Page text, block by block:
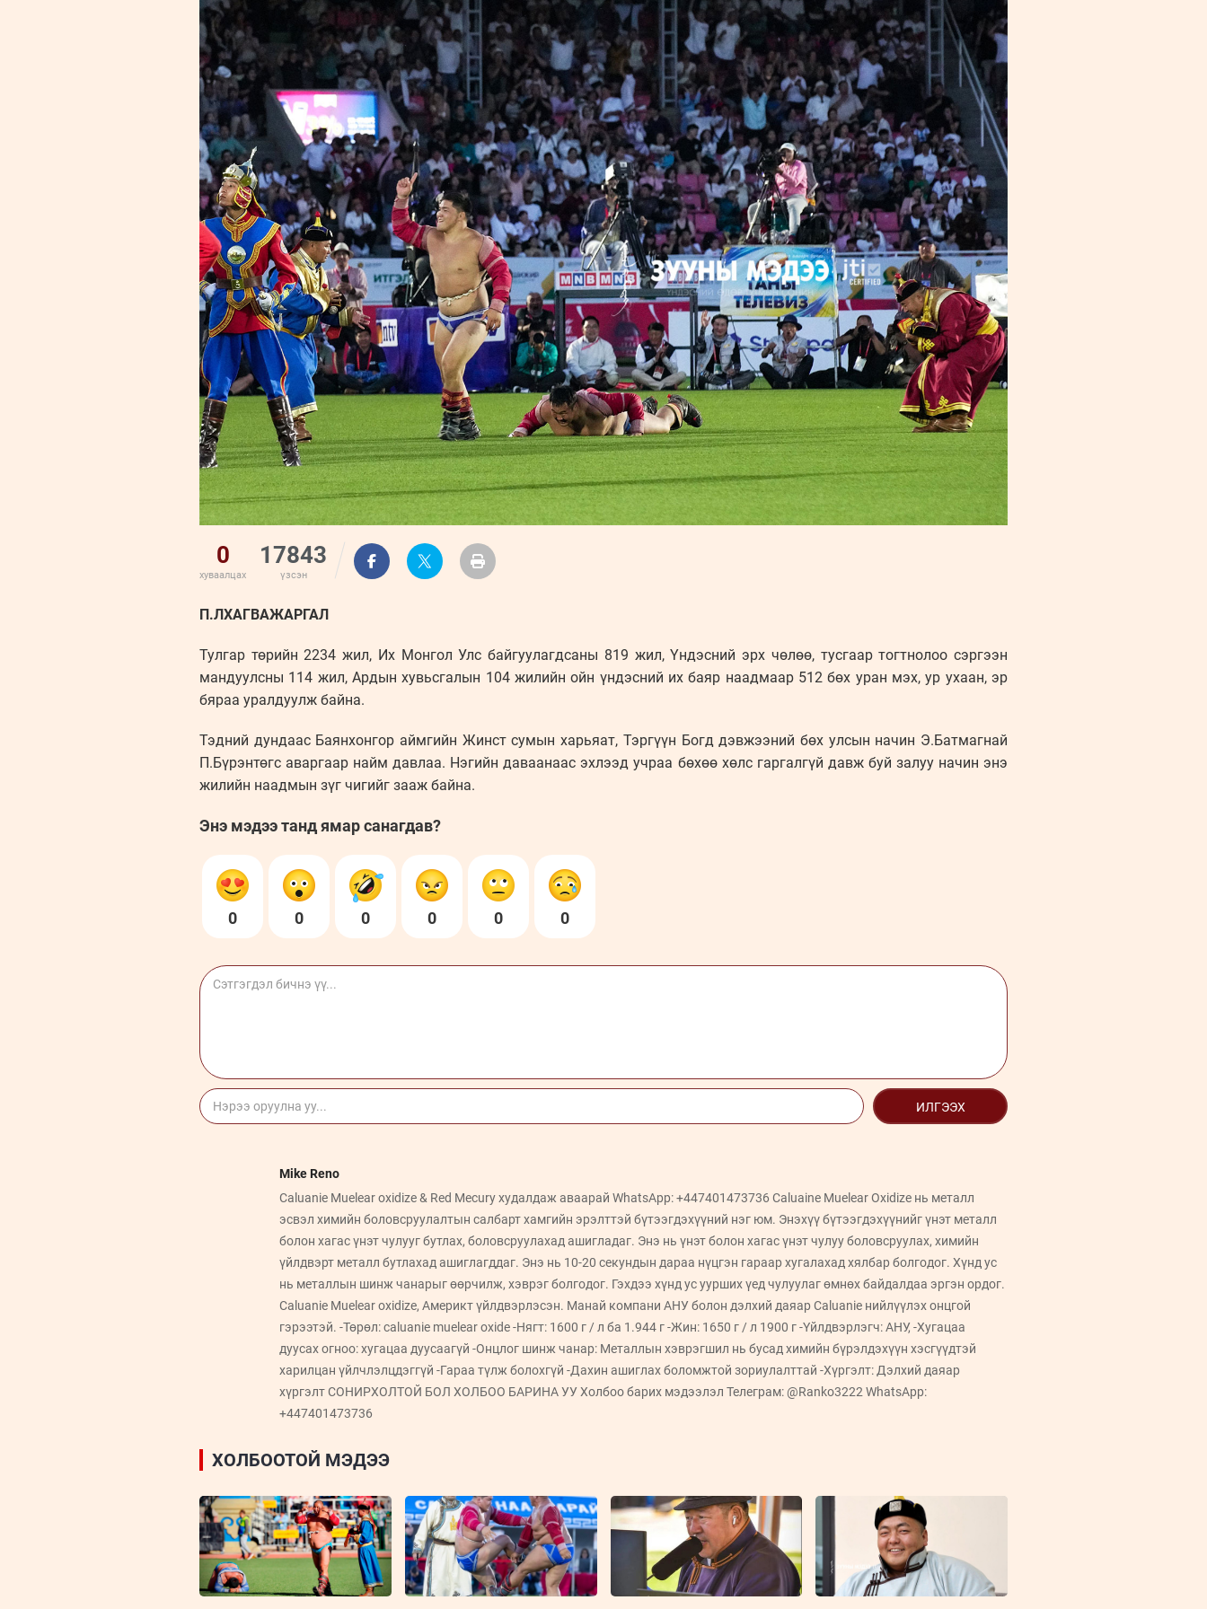
УРЛАГ
0
хуваалцах
17843
үзсэн
П.ЛХАГВАЖАРГАЛ
Тулгар төрийн 2234 жил, Их Монгол Улс байгуулагдсаны 819 жил, Үндэсний эрх чөлөө, тусгаар тогтнолоо сэргээн
мандуулсны 114 жил, Ардын хувьсгалын 104 жилийн ойн үндэсний их баяр наадмаар 512 бөх уран мэх, ур ухаан, эр
бяраа уралдуулж байна.
Тэдний дундаас Баянхонгор аймгийн Жинст сумын харьяат, Тэргүүн Богд дэвжээний бөх улсын начин Э.Батмагнай
П.Бүрэнтөгс аваргаар найм давлаа. Нэгийн даваанаас эхлээд учраа бөхөө хөлс гаргалгүй давж буй залуу начин энэ
жилийн наадмын зүг чигийг зааж байна.
Энэ мэдээ танд ямар санагдав?
0 0 0 0 0 0
ИЛГЭЭХ
Mike Reno
Caluanie Muelear oxidize & Red Mecury худалдаж аваарай WhatsApp: +447401473736 Caluaine Muelear Oxidize нь металл
эсвэл химийн боловсруулалтын салбарт хамгийн эрэлттэй бүтээгдэхүүний нэг юм. Энэхүү бүтээгдэхүүнийг үнэт металл
болон хагас үнэт чулууг бутлах, боловсруулахад ашигладаг. Энэ нь үнэт болон хагас үнэт чулуу боловсруулах, химийн
үйлдвэрт металл бутлахад ашиглагддаг. Энэ нь 10-20 секундын дараа нүцгэн гараар хугалахад хялбар болгодог. Хүнд ус
нь металлын шинж чанарыг өөрчилж, хэврэг болгодог. Гэхдээ хүнд ус уурших үед чулуулаг өмнөх байдалдаа эргэн ордог.
Caluanie Muelear oxidize, Америкт үйлдвэрлэсэн. Манай компани АНУ болон дэлхий даяар Caluanie нийлүүлэх онцгой
гэрээтэй. -Төрөл: caluanie muelear oxide -Нягт: 1600 г / л ба 1.944 г -Жин: 1650 г / л 1900 г -Үйлдвэрлэгч: АНУ, -Хугацаа
дуусах огноо: хугацаа дуусаагүй -Онцлог шинж чанар: Металлын хэврэгшил нь бусад химийн бүрэлдэхүүн хэсгүүдтэй
харилцан үйлчлэлцдэггүй -Гараа түлж болохгүй -Дахин ашиглах боломжтой зориулалттай -Хүргэлт: Дэлхий даяар
хүргэлт СОНИРХОЛТОЙ БОЛ ХОЛБОО БАРИНА УУ Холбоо барих мэдээлэл Телеграм: @Ranko3222 WhatsApp:
+447401473736
ХОЛБООТОЙ МЭДЭЭ